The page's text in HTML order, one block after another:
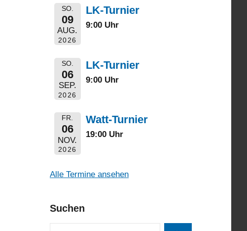
SO.
09
AUG.
2026
LK-Turnier
9:00 Uhr
SO.
06
SEP.
2026
LK-Turnier
9:00 Uhr
FR.
06
NOV.
2026
Watt-Turnier
19:00 Uhr
Alle Termine ansehen
Suchen